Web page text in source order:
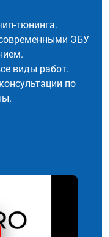
тюнинга.
ЭБУ
виды работ.
по